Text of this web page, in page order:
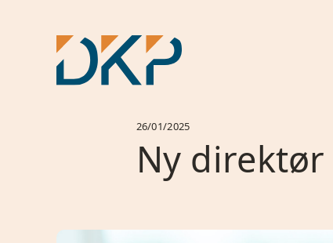
26/01/2025
Ny direktør